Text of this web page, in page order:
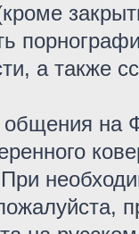
а также
на